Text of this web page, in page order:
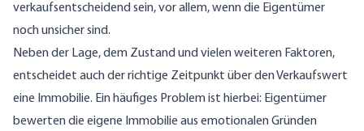
verkaufsentscheidend sein, vor allem, wenn die Eigentümer
noch unsicher sind.
Neben der Lage, dem Zustand und vielen weiteren Faktoren,
entscheidet auch der richtige Zeitpunkt über den Verkaufswert
eine Immobilie. Ein häufiges Problem ist hierbei: Eigentümer
bewerten die eigene Immobilie aus emotionalen Gründen